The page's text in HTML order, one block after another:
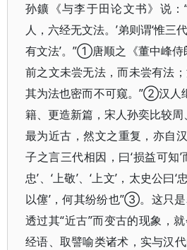
孙鑛《与李于田论文书》说：
人，六经无文法。’弟则谓‘惟三
有文法’。”①唐顺之《董中峰侍
前之文未尝无法，而未尝有法
其为法也密而不可窥。”②汉人
籍、更造新篇，宋人孙奕比较
最为近古，然文之重复，亦自
子之言三代相因，曰‘损益可知
忠’、‘上敬’、‘上文’，太史公曰‘
以僿’，何其纷纷也”③。这只
透过其“近古”而变古的现象，
经语、取譬喻类诸术，实与汉